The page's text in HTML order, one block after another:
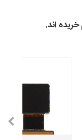
اند.